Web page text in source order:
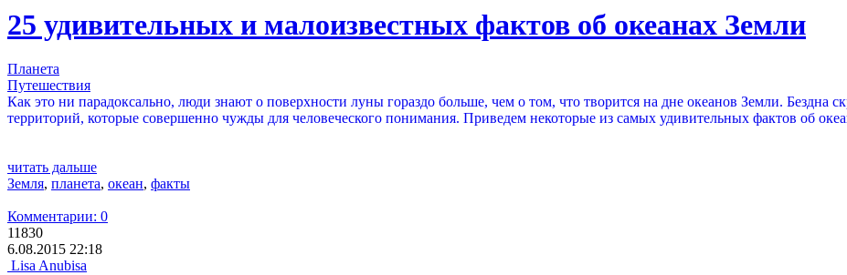
25 удивительных и малоизвестных фактов об океанах Земли
Планета
Путешествия
Как это ни парадоксально, люди знают о поверхности луны гораздо больше, чем о том, что творится на дне океанов Земли. Бездна
территорий, которые совершенно чужды для человеческого понимания. Приведем некоторые из самых удивительных фактов об
читать дальше
Земля, планета, океан, факты
Комментарии: 0
11830
6.08.2015 22:18
Lisa Anubisa